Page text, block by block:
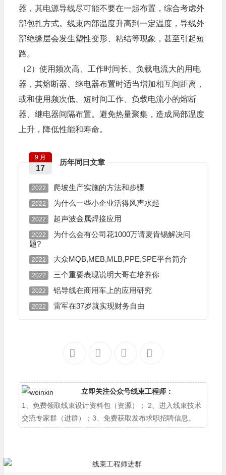
器，其电源导线尽可能不要在一起布置，综合考虑外
部包扎方式。线束内部温度升高到一定温度，导线外
部绝缘层会发生塑性变形、粘结等现象，甚至引起短
路。
（2）使用频次高、工作时间长、负载电流大的用电
器，其熔断器、继电器布置时适当增加相互间距离，
或和使用频次低、短时间工作、负载电流小的熔断
器、继电器间隔布置。避免热量聚集，造成局部温度
上升，降低性能和寿命。
历年同日文章
9 月
17
2022 爬坡生产实施的方法和步骤
2022 为什么一些小企业活得风声水起
2022 超声波金属焊接应用
2022
为什么会有公司花1000万请麦肯锡解决问
题?
2022 大众MQB,MEB,MLB,PPE,SPE平台简介
2022 三个重要表现说明大哥在培养你
2022 铝导线在商用车上的应用研究
2022 雷军在37岁就实现财务自由
立即关注公众号线束工程师：
1、免费领取线束设计资料包（资源）； 2、进入线束技术
交流专家群（进群）；3、免费获取发布求职招聘信息。